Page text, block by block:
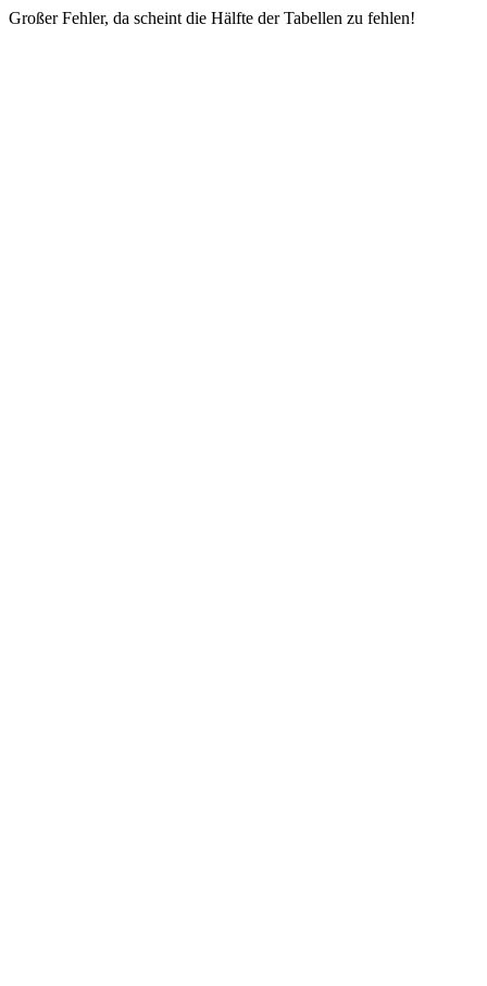
Großer Fehler, da scheint die Hälfte der Tabellen zu fehlen!